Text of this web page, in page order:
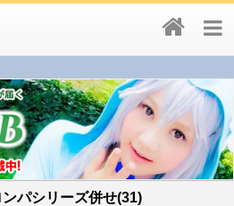
パシリーズ併せ(31)